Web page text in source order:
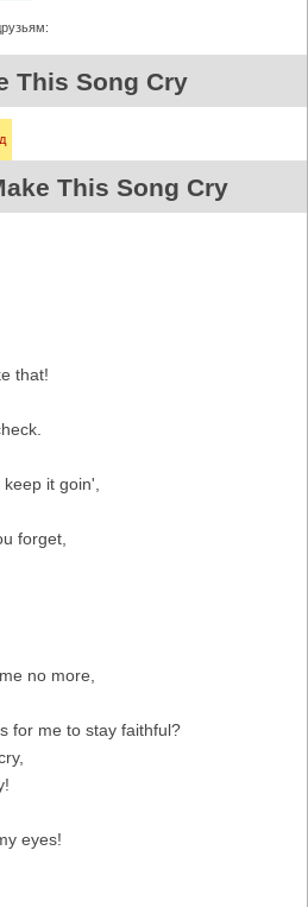
This Song Cry
This Song Cry
that!
it goin',
forget,
no more,
for me to stay faithful?
eyes!